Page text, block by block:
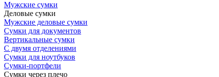
Мужские сумки
Деловые сумки
Мужские деловые сумки
Сумки для документов
Вертикальные сумки
С двумя отделениями
Сумки для ноутбуков
Сумки-портфели
Сумки через плечо